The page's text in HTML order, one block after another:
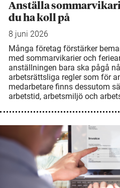
Anställa
du ha koll på
8 juni 2026
Många företag förstärker
med sommarvikarier och
anställningen bara ska pågå
arbetsrättsliga regler som för
medarbetare finns dessutom
arbetstid, arbetsmiljö och